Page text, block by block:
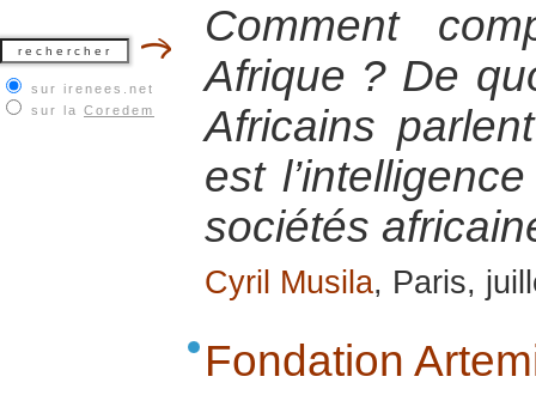
sur irenees.net
sur la Coredem
Comment
Afrique ? De
Africains
est
sociétés
Cyril Musila, Paris,
Fondation